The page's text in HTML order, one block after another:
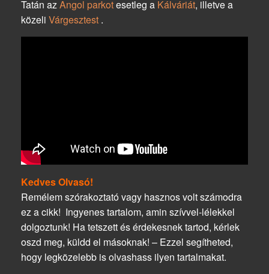
Tatán azAngol parkotesetleg a Kálváriát, illetve a
közeli Várgesztest .
Kedves Olvasó!
Remélem szórakoztató vagy hasznos volt számodra
ez a cikk! Ingyenes tartalom, amin szívvel-lélekkel
dolgoztunk! Ha tetszett és érdekesnek tartod, kérlek
oszd meg, küldd el másoknak! – Ezzel segítheted,
hogy legközelebb is olvashass ilyen tartalmakat.